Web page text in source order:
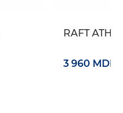
RAFT
3 960 MDL